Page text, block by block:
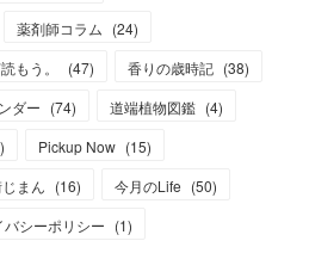
薬剤師コラム (24)
もう。 (47) 香りの歳時記 (38)
ダー (74) 道端植物図鑑 (4)
) Pickup Now (15)
まん (16) 今月のLife (50)
バシーポリシー (1)